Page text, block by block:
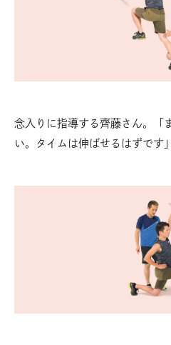
念入りに指導する齊藤さん。「
い。タイムは伸ばせるはずです」